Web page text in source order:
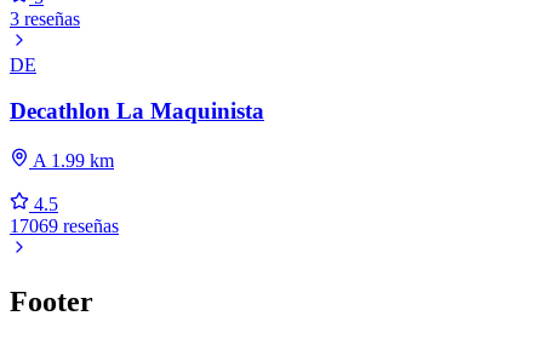
3 reseñas
DE
Decathlon La Maquinista
A 1.99 km
4.5
17069 reseñas
Footer